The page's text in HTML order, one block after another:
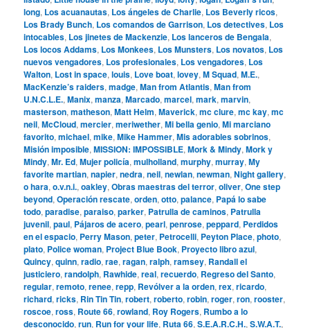
long, Los acuanautas, Los ángeles de Charlie, Los Beverly ricos,
Los Brady Bunch, Los comandos de Garrison, Los detectives, Los
intocables, Los jinetes de Mackenzie, Los lanceros de Bengala,
Los locos Addams, Los Monkees, Los Munsters, Los novatos, Los
nuevos vengadores, Los profesionales, Los vengadores, Los
Walton, Lost in space,louis, Love boat,lovey,M Squad,M.E.,
MacKenzie’s raiders,madge,Man from Atlantis,Man from
U.N.C.L.E.,Manix,manza,Marcado,marcel,mark,marvin,
masterson,matheson,Matt Helm,Maverick,mc clure,mc kay,mc
neil,McCloud,mercier,meriwether,Mi bella genio,Mi marciano
favorito,michael,mike,Mike Hammer,Mis adorables sobrinos,
Misión imposible,MISSION: IMPOSSIBLE,Mork & Mindy,Mork y
Mindy,Mr. Ed,Mujer policía,mulholland,murphy,murray,My
favorite martian,napier,nedra,neil,newlan,newman,Night gallery,
o hara,o.v.n.i.,oakley,Obras maestras del terror,oliver,One step
beyond,Operación rescate,orden,otto,palance, Papá lo sabe
todo,paradise,paraiso,parker, Patrulla de caminos, Patrulla
juvenil,paul, Pájaros de acero,pearl,penrose,peppard, Perdidos
en el espacio, Perry Mason,peter, Petrocelli, Peyton Place,photo,
plato, Police woman, Project Blue Book, Proyecto libro azul,
Quincy,quinn,radio,rae,ragan,ralph,ramsey, Randall el
justiciero,randolph, Rawhide,real,recuerdo, Regreso del Santo,
regular,remoto,renee,repp, Revólver a la orden,rex,ricardo,
richard,ricks, Rin Tin Tin,robert,roberto,robin,roger,ron,rooster,
roscoe,ross, Route 66,rowland, Roy Rogers, Rumbo a lo
desconocido,run, Run for your life, Ruta 66,S.E.A.R.C.H.,S.W.A.T.,